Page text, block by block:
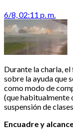
6/8, 02:11 p. m.
Durante la charla,
sobre la ayuda que
como modo de
(que habitualmente
suspensión de
Encuadre y